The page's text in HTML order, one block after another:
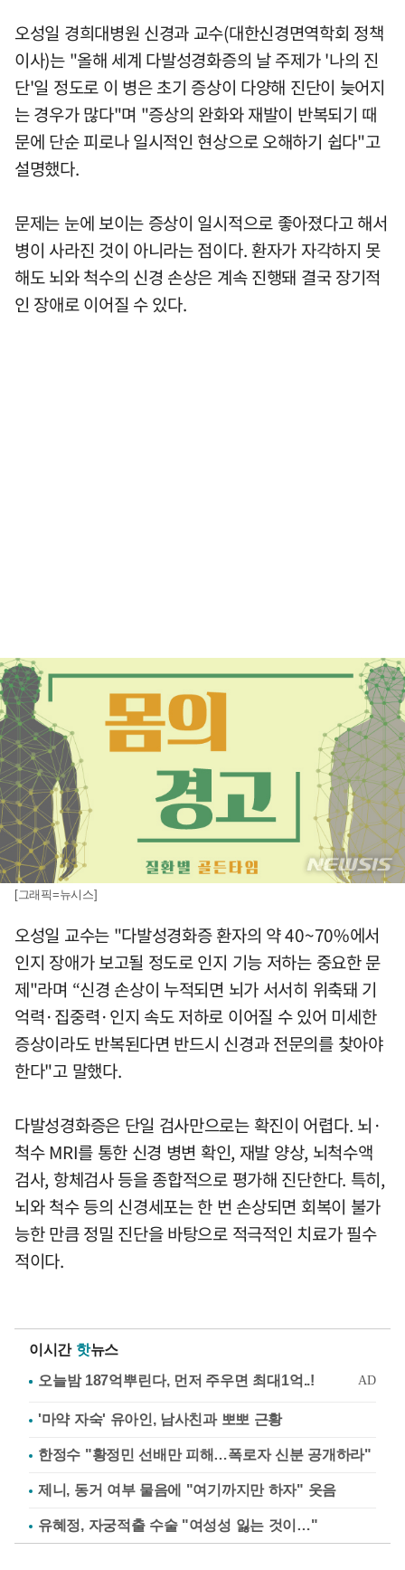
오성일 경희대병원 신경과 교수(대한신경면역학회 정책
이사)는 "올해 세계 다발성경화증의 날 주제가 '나의 진
단'일 정도로 이 병은 초기 증상이 다양해 진단이 늦어지
는 경우가 많다"며 "증상의 완화와 재발이 반복되기 때
문에 단순 피로나 일시적인 현상으로 오해하기 쉽다"고
설명했다.
문제는 눈에 보이는 증상이 일시적으로 좋아졌다고 해서
병이 사라진 것이 아니라는 점이다. 환자가 자각하지 못
해도 뇌와 척수의 신경 손상은 계속 진행돼 결국 장기적
인 장애로 이어질 수 있다.
[그래픽=뉴시스]
오성일 교수는 "다발성경화증 환자의 약 40~70%에서
인지 장애가 보고될 정도로 인지 기능 저하는 중요한 문
제"라며 “신경 손상이 누적되면 뇌가 서서히 위축돼 기
억력·집중력·인지 속도 저하로 이어질 수 있어 미세한
증상이라도 반복된다면 반드시 신경과 전문의를 찾아야
한다"고 말했다.
다발성경화증은 단일 검사만으로는 확진이 어렵다. 뇌·
척수 MRI를 통한 신경 병변 확인, 재발 양상, 뇌척수액
검사, 항체검사 등을 종합적으로 평가해 진단한다. 특히,
뇌와 척수 등의 신경세포는 한 번 손상되면 회복이 불가
능한 만큼 정밀 진단을 바탕으로 적극적인 치료가 필수
적이다.
이시간 핫뉴스
'마약 자숙' 유아인, 남사친과 뽀뽀 근황
한정수 "황정민 선배만 피해…폭로자 신분 공개하라"
제니, 동거 여부 물음에 "여기까지만 하자" 웃음
유혜정, 자궁적출 수술 "여성성 잃는 것이…"